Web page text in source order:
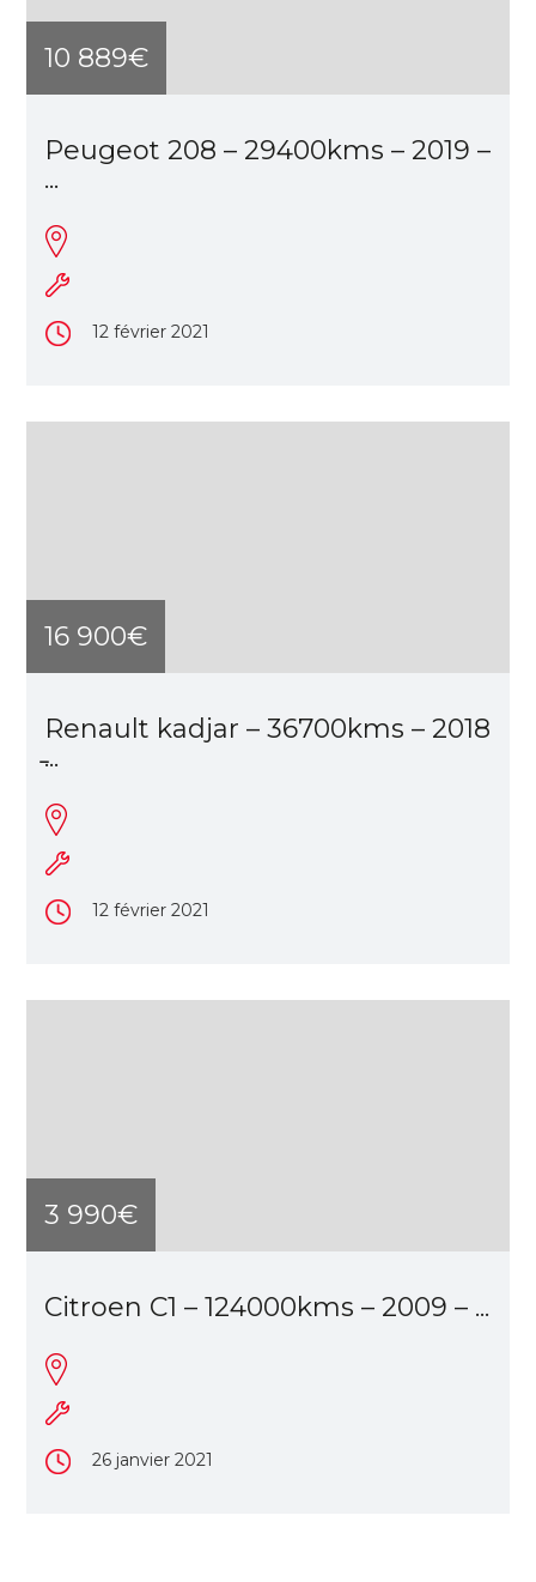
10 889€
Peugeot 208 – 29400kms – 2019 –
...
12 février 2021
16 900€
Renault kadjar – 36700kms – 2018
̵...
12 février 2021
3 990€
Citroen C1 – 124000kms – 2009 – ...
26 janvier 2021